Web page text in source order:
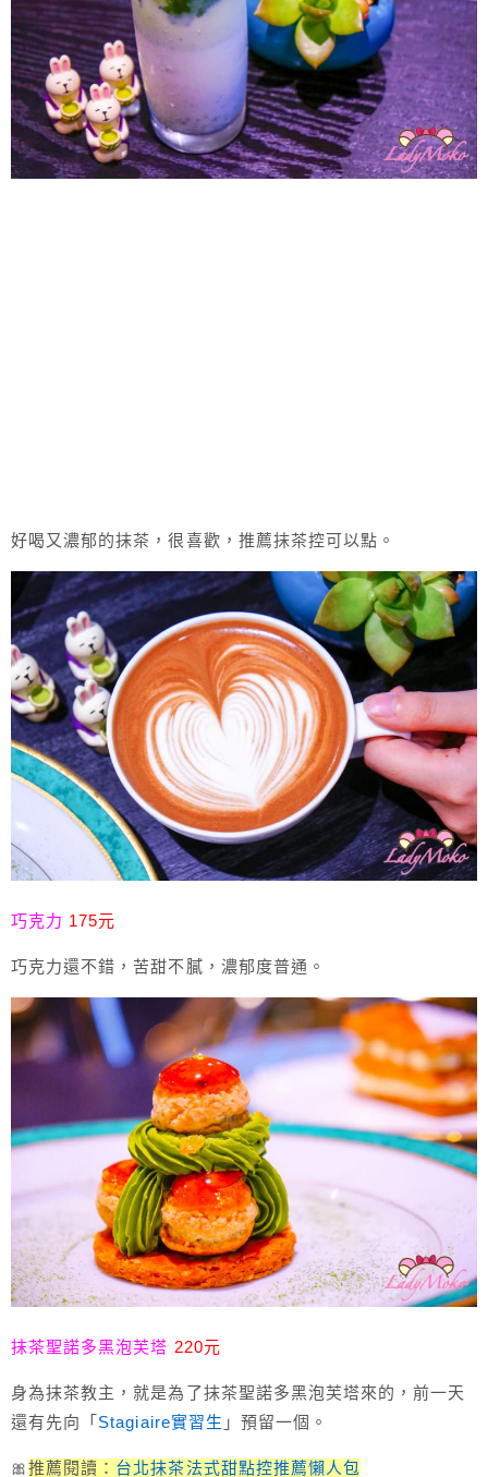
好喝又濃郁的抹茶，很喜歡，推薦抹茶控可以點。
巧克力 175元
巧克力還不錯，苦甜不膩，濃郁度普通。
抹茶聖諾多黑泡芙塔 220元
身為抹茶教主，就是為了抹茶聖諾多黑泡芙塔來的，前一天
還有先向「 Stagiaire實習生 」預留一個。
🎀推薦閱讀： 台北抹茶法式甜點控推薦懶人包